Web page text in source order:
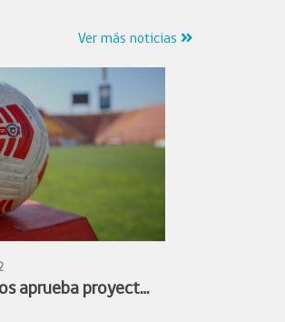
Ver más noticias
aprueba proyecto